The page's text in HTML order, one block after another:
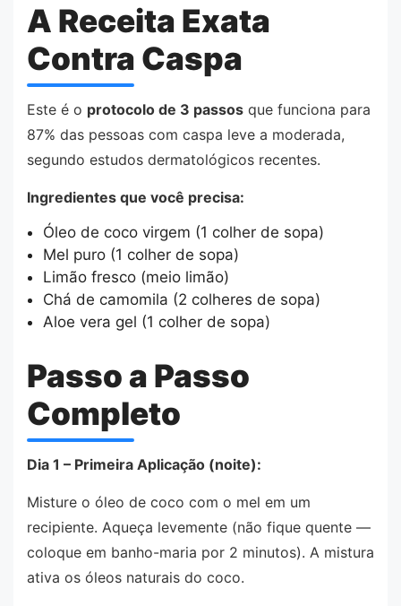
A Receita Exata
Contra Caspa
Este é o protocolo de 3 passos que funciona para
87% das pessoas com caspa leve a moderada,
segundo estudos dermatológicos recentes.
Ingredientes que você precisa:
Óleo de coco virgem (1 colher de sopa)
Mel puro (1 colher de sopa)
Limão fresco (meio limão)
Chá de camomila (2 colheres de sopa)
Aloe vera gel (1 colher de sopa)
Passo a Passo
Completo
Dia 1 – Primeira Aplicação (noite):
Misture o óleo de coco com o mel em um
recipiente. Aqueça levemente (não fique quente —
coloque em banho-maria por 2 minutos). A mistura
ativa os óleos naturais do coco.